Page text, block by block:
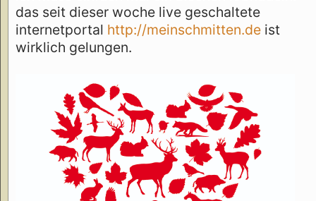
das seit dieser woche live geschaltete
internetportal http://meinschmitten.de ist
wirklich gelungen.